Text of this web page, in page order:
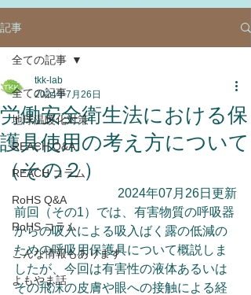
記事
全ての記事
地球温暖化対策
REACH Q&A
REACH コラム
RoHS Q&A
RoHS コラム
こんな情報もあります
よもやま話
全ての記事
労働安全衛生法における保
護具使用の考え方について
（その２）
tkk-lab
2024年7月26日
2024年07月26日更新
前回（その1）では、有害物質の呼吸器
からの吸入による吸入ばく露の低減の
ための呼吸用保護具について概説しま
したが、今回は有害性の液体あるいは
その飛沫の皮膚や眼への接触による経